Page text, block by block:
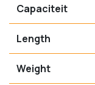
Capaciteit
Length
Weight